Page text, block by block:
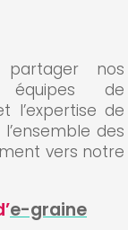
Business
importante
stratégie
le ciblage
la levée de
[mais
a constitué